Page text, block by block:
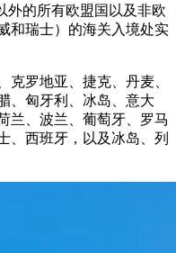
外的所有欧盟国以及非欧
和瑞士）的海关入境处实
克罗地亚、捷克、丹麦、
、匈牙利、冰岛、意大
兰、波兰、葡萄牙、罗马
、西班牙，以及冰岛、列